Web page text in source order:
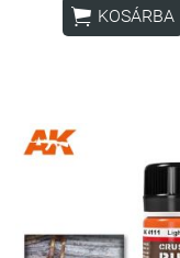
 KOSÁRBA